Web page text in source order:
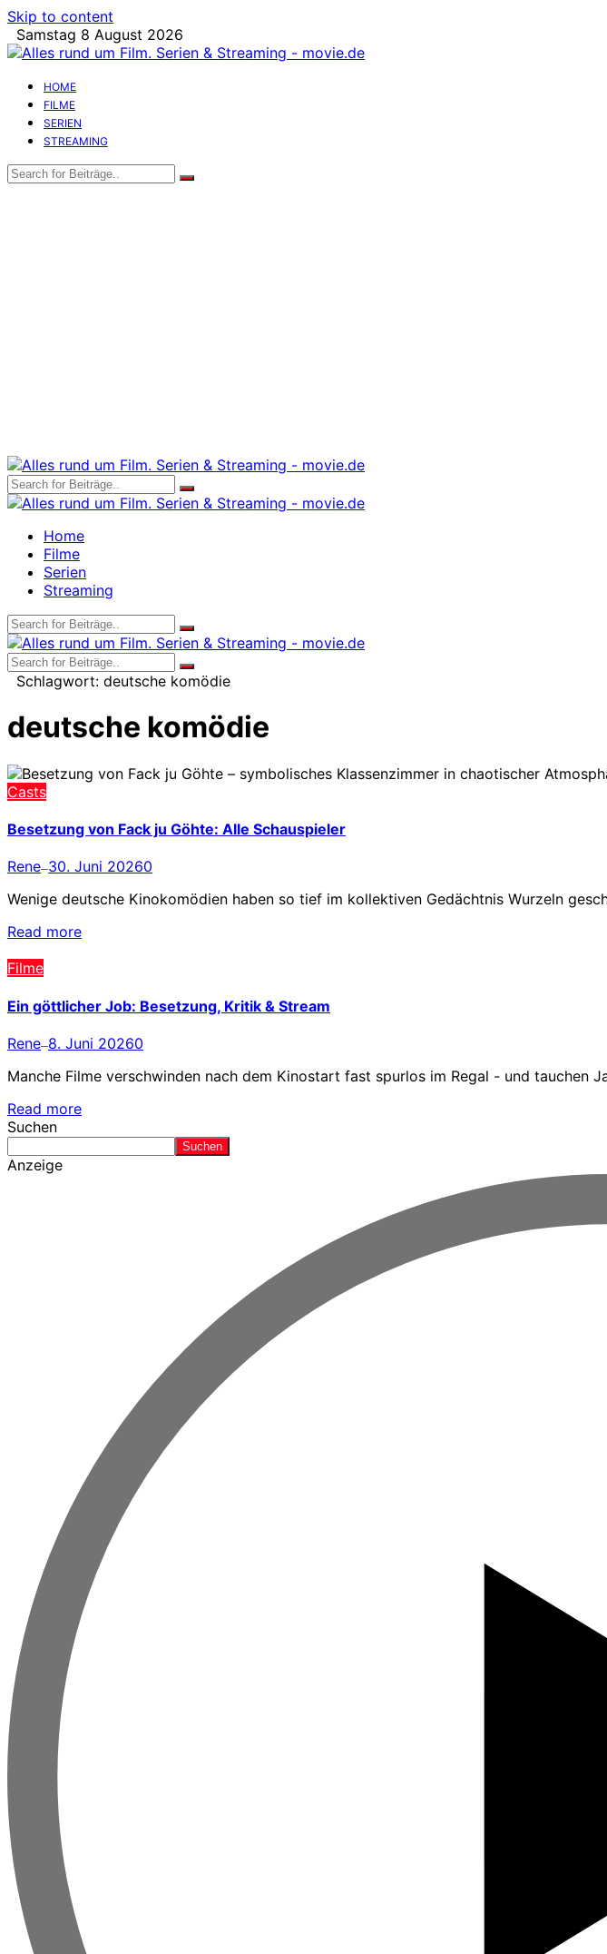
Skip to content
Samstag 8 August 2026
HOME
FILME
SERIEN
STREAMING
Home
Filme
Serien
Streaming
Schlagwort: deutsche komödie
deutsche komödie
Casts
Besetzung von Fack ju Göhte: Alle Schauspieler
Rene—30. Juni 20260
Wenige deutsche Kinokomödien haben so tief im kollektiven Gedächtnis Wurzeln
Read more
Filme
Ein göttlicher Job: Besetzung, Kritik & Stream
Rene—8. Juni 20260
Manche Filme verschwinden nach dem Kinostart fast spurlos im Regal - und tauchen
Read more
Suchen
Suchen
Anzeige